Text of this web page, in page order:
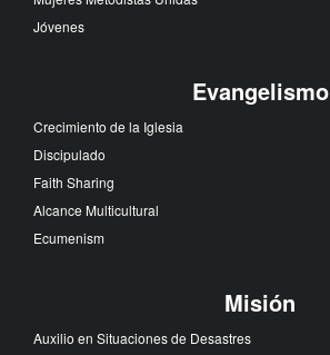
Jóvenes
Evangelismo
Crecimiento de la Iglesia
Discipulado
Faith Sharing
Alcance Multicultural
Ecumenism
Misión
Auxilio en Situaciones de Desastres